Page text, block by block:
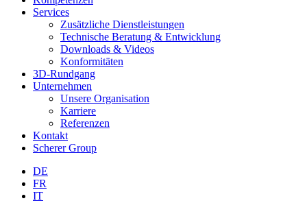
Services
Zusätzliche Dienstleistungen
Technische Beratung & Entwicklung
Downloads & Videos
Konformitäten
3D-Rundgang
Unternehmen
Unsere Organisation
Karriere
Referenzen
Kontakt
Scherer Group
DE
FR
IT